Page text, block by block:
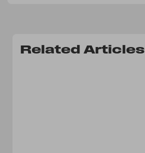
Related Articles